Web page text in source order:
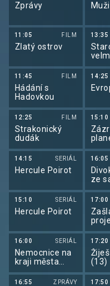
Zprávy
11:05 FILM
Zlatý ostrov
11:45 FILM
Hádání s
Hadovkou
12:25 FILM
Strakonický
dudák
14:15 SERIÁL
Hercule Poirot
15:10 SERIÁL
Hercule Poirot
16:00 SERIÁL
Nemocnice na
kraji města
(3/20)
16:55 ZPRÁVY
13:35
14:25
15:10
(3/3)
16:05
ze
(1/
17:00
17:20
(13)
17:50